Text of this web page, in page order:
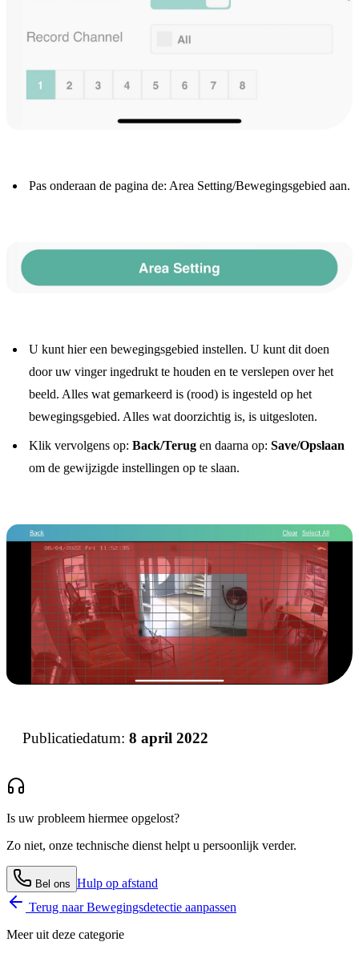
Pas onderaan de pagina de: Area Setting/Bewegingsgebied aan.
U kunt hier een bewegingsgebied instellen. U kunt dit doen
door uw vinger ingedrukt te houden en te verslepen over het
beeld. Alles wat gemarkeerd is (rood) is ingesteld op het
bewegingsgebied. Alles wat doorzichtig is, is uitgesloten.
Klik vervolgens op: Back/Terug en daarna op: Save/Opslaan
om de gewijzigde instellingen op te slaan.
Publicatiedatum: 8 april 2022
Is uw probleem hiermee opgelost?
Zo niet, onze technische dienst helpt u persoonlijk verder.
Bel ons Hulp op afstand
Terug naarBewegingsdetectie aanpassen
Meer uit deze categorie